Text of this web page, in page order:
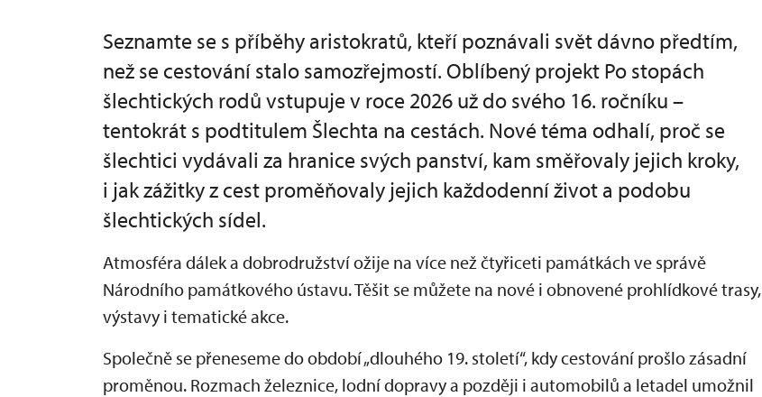
Seznamte se s příběhy aristokratů, kteří poznávali svět dávno předtím,
než se cestování stalo samozřejmostí. Oblíbený projekt Po stopách
šlechtických rodů vstupuje v roce 2026 už do svého 16. ročníku –
tentokrát s podtitulem Šlechta na cestách. Nové téma odhalí, proč se
šlechtici vydávali za hranice svých panství, kam směřovaly jejich kroky,
i jak zážitky z cest proměňovaly jejich každodenní život a podobu
šlechtických sídel.
Atmosféra dálek a dobrodružství ožije na více než čtyřiceti památkách ve správě
Národního památkového ústavu. Těšit se můžete na nové i obnovené prohlídkové trasy,
výstavy i tematické akce.
Společně se přeneseme do období „dlouhého 19. století“, kdy cestování prošlo zásadní
proměnou. Rozmach železnice, lodní dopravy a později i automobilů a letadel umožnil